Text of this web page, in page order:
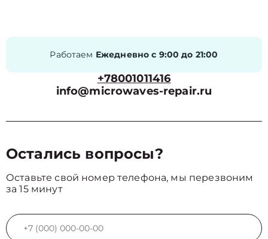
Работаем Ежедневно с 9:00 до 21:00
+78001011416
info@microwaves-repair.ru
Остались вопросы?
Оставьте свой номер телефона, мы перезвоним
за 15 минут